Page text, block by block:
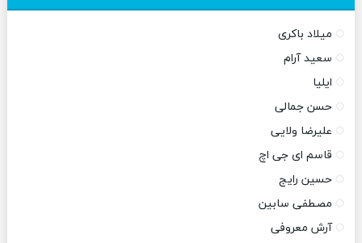
میلاد باکری
سعید آرام
ایلیا
حسن جمالی
علیرضا ولایی
قاسم ای جی اچ
حسین رایج
مصطفی سابین
آرش معروفی